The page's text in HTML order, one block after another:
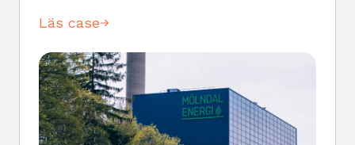
Läs case